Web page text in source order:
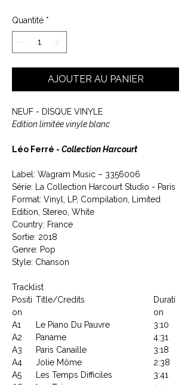
Quantité *
AJOUTER AU PANIER
NEUF - DISQUE VINYLE
Edition limitée vinyle blanc
Léo Ferré - Collection Harcourt
Label: Wagram Music ‎– 3356006
Série: La Collection Harcourt Studio - Paris
Format: Vinyl, LP, Compilation, Limited
Edition, Stereo, White
Country: France
Sortie: 2018
Genre: Pop
Style: Chanson
Tracklist
Positi
on
Title/Credits
Durati
on
A1
Le Piano Du Pauvre
3:10
A2
Paname
4:31
A3
Paris Canaille
3:18
A4
Jolie Môme
2:38
A5
Les Temps Difficiles
3:41